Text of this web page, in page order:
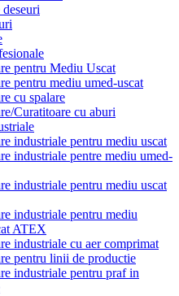
deseuri
pentru Mediu Uscat
pentru mediu umed-uscat
cu spalare
Curatitoare cu aburi
industriale pentru mediu uscat
industriale pentre mediu umed-
industriale pentru mediu uscat
industriale pentru mediu
ATEX
industriale cu aer comprimat
pentru linii de productie
industriale pentru praf in